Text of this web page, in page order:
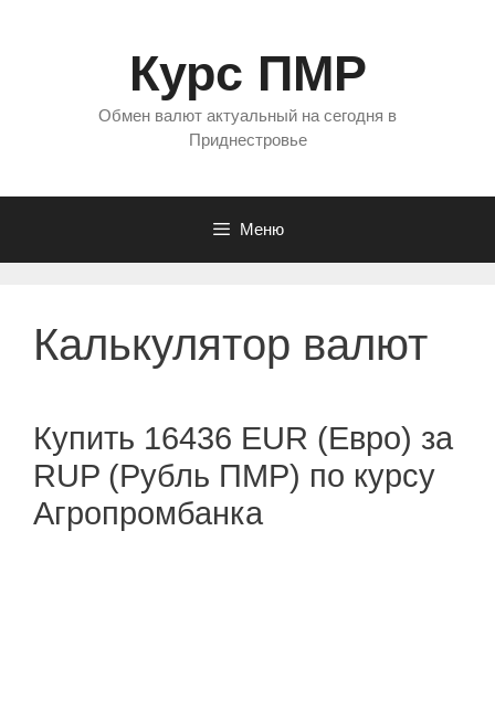
Курс ПМР
Обмен валют актуальный на сегодня в
Приднестровье
Меню
Калькулятор валют
Купить 16436 EUR (Евро) за
RUP (Рубль ПМР) по курсу
Агропромбанка